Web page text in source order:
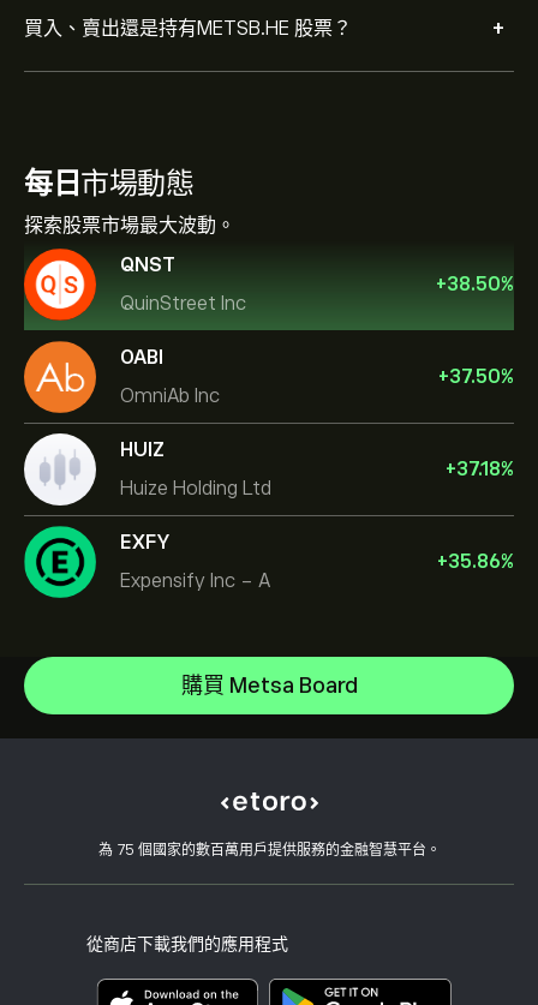
買入、賣出還是持有METSB.HE 股票？ +
每日 市場動態
探索股票市場最大波動。
QNST
QuinStreet Inc
+38.50%
OABI
OmniAb Inc
+37.50%
HUIZ
Huize Holding Ltd
+37.18%
EXFY
Expensify Inc - A
+35.86%
購買 Metsa Board
為 75 個國家的數百萬用戶提供服務的金融智慧平台。
從商店下載我們的應用程式
Micron Technology, Inc.
Lam Research Corp
Applied Materials Inc
如何存款
如何提款
開設帳戶
用戶端漏洞
CopyTrading 如何運作
負責任的交易
為什麼選擇 eToro
我們的辦事處
風險揭露
關鍵資訊文件
投訴資料（FCA 客戶）
投資保險